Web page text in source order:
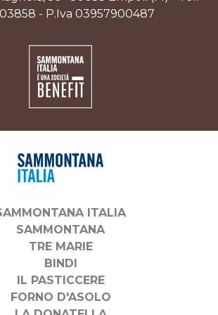
- P.Iva 03957900487
ITALIA
SAMMONTANA
TRE MARIE
BINDI
IL PASTICCERE
FORNO D'ASOLO